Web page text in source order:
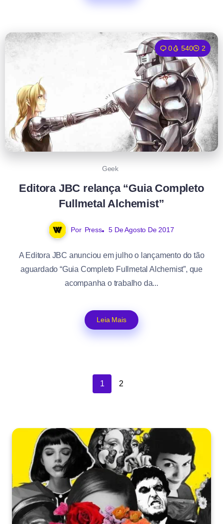
0 540 2
Geek
Editora JBC relança “Guia Completo
Fullmetal Alchemist”
Por Press 5 De Agosto De 2017
A Editora JBC anunciou em julho o lançamento do tão
aguardado “Guia Completo Fullmetal Alchemist​”, que
acompanha o trabalho da...
Leia Mais
1 2